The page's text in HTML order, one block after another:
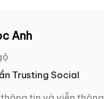
Anh
Trusting Social